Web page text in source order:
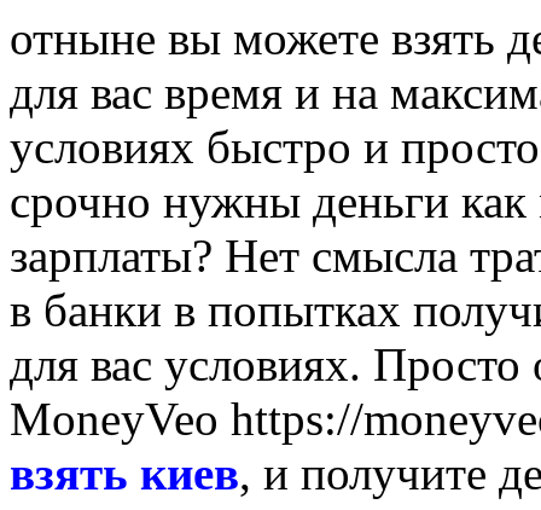
отныне вы можете взять
для вас время и на
условиях быстро и
срочно нужны деньги
зарплаты? Нет смысла
в банки в попытках
для вас условиях.
MoneyVeo https://
взять киев, и получите